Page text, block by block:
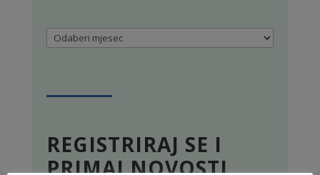
Arhiva
REGISTRIRAJ SE I
PRIMAJ NOVOSTI